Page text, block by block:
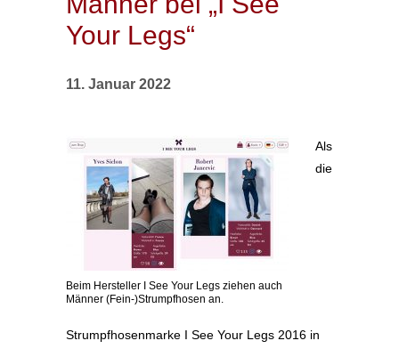
Your Legs“
11. Januar 2022
Beim Hersteller I See Your Legs ziehen auch
Männer (Fein-)Strumpfhosen an.
Als
die
Strumpfhosenmarke I See Your Legs 2016 in